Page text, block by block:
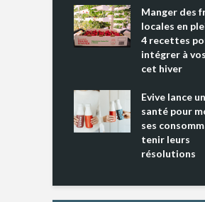
Manger des
locales en
4 recettes
intégrer à
cet hiver
Evive lance
santé pour
ses
tenir leurs
résolutions